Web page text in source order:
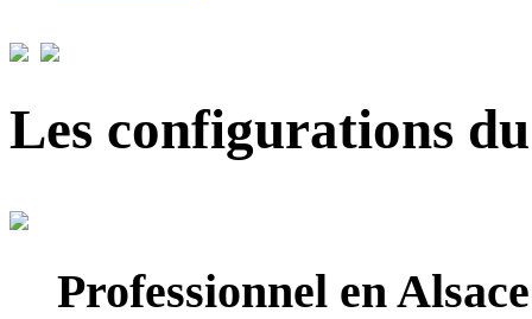
Les configurations
Professionnel en Alsace